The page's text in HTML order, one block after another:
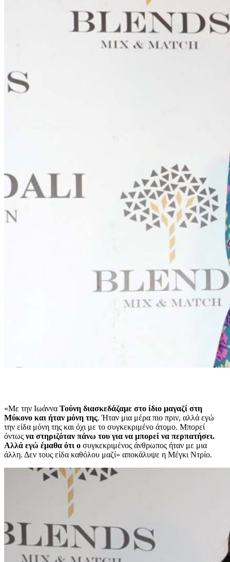
«Με την Ιωάννα Τούνη διασκεδάζαμε στο ίδιο μαγαζί στη
Μύκονο και ήταν μόνη της. Ήταν μια μέρα πιο πριν, αλλά εγώ
την είδα μόνη της και όχι με το συγκεκριμένο άτομο. Μπορεί
όντως να στηριζόταν πάνω του για να μπορεί να περπατήσει.
Αλλά εγώ έμαθα ότι ο συγκεκριμένος άνθρωπος ήταν με μια
άλλη. Δεν τους είδα καθόλου μαζί» αποκάλυψε η Μέγκι Ντρίο.